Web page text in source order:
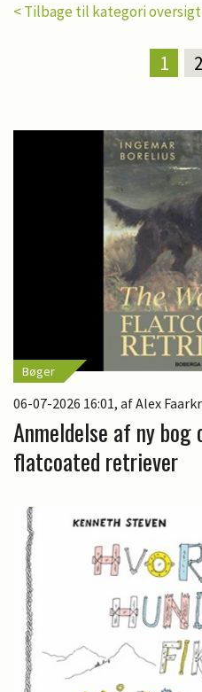
< Tilbage til kategori oversigt
1 2
Bøger
06-07-2026 16:01, af Alex
Anmeldelse af ny bog
flatcoated retriever